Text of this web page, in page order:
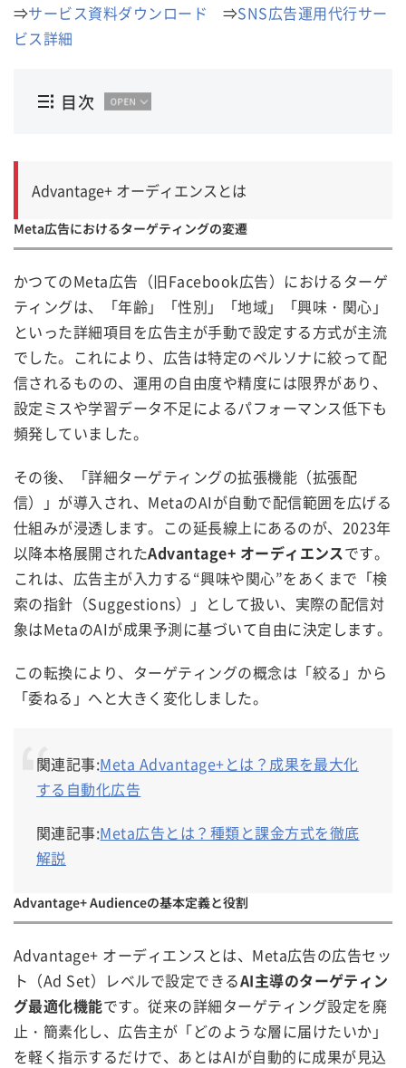
⇒サービス資料ダウンロード ⇒SNS広告運用代行サー
ビス詳細
目次
Advantage+ オーディエンスとは
Meta広告におけるターゲティングの変遷
かつてのMeta広告（旧Facebook広告）におけるターゲ
ティングは、「年齢」「性別」「地域」「興味・関心」
といった詳細項目を広告主が手動で設定する方式が主流
でした。これにより、広告は特定のペルソナに絞って配
信されるものの、運用の自由度や精度には限界があり、
設定ミスや学習データ不足によるパフォーマンス低下も
頻発していました。
その後、「詳細ターゲティングの拡張機能（拡張配
信）」が導入され、MetaのAIが自動で配信範囲を広げる
仕組みが浸透します。この延長線上にあるのが、2023年
以降本格展開されたAdvantage+ オーディエンスです。
これは、広告主が入力する“興味や関心”をあくまで「検
索の指針（Suggestions）」として扱い、実際の配信対
象はMetaのAIが成果予測に基づいて自由に決定します。
この転換により、ターゲティングの概念は「絞る」から
「委ねる」へと大きく変化しました。
関連記事:Meta Advantage+とは？成果を最大化
する自動化広告
関連記事:Meta広告とは？種類と課金方式を徹底
解説
Advantage+ Audienceの基本定義と役割
Advantage+ オーディエンスとは、Meta広告の広告セッ
ト（Ad Set）レベルで設定できるAI主導のターゲティン
グ最適化機能です。従来の詳細ターゲティング設定を廃
止・簡素化し、広告主が「どのような層に届けたいか」
を軽く指示するだけで、あとはAIが自動的に成果が見込